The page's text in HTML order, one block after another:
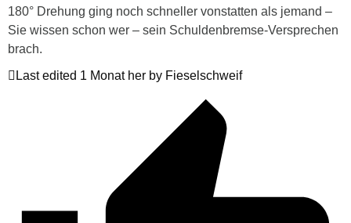
180° Drehung ging noch schneller vonstatten als jemand –
Sie wissen schon wer – sein Schuldenbremse-Versprechen
brach.
Last edited 1 Monat her by Fieselschweif